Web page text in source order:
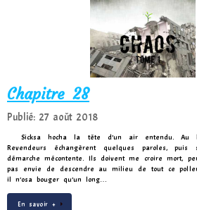
Chapitre 28
Publié: 27 août 2018
Sicksa hocha la tête d’un air entendu. Au
Revendeurs échangèrent quelques paroles, puis
démarche mécontente. Ils doivent me croire mort,
pas envie de descendre au milieu de tout ce
il n’osa bouger qu’un long…
En savoir +